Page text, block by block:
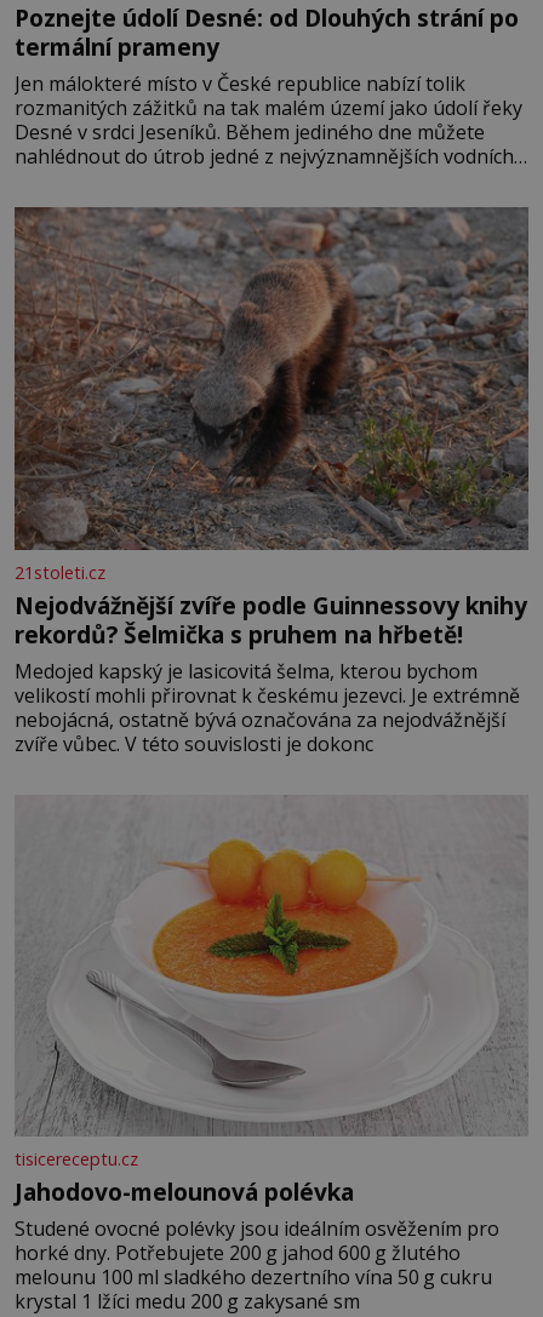
Poznejte údolí Desné: od Dlouhých strání po
termální prameny
Jen málokteré místo v České republice nabízí tolik
rozmanitých zážitků na tak malém území jako údolí řeky
Desné v srdci Jeseníků. Během jediného dne můžete
nahlédnout do útrob jedné z nejvýznamnějších vodních
se na koloběžce a den zakončit poznáváním památek ve
Velkých Losinách nebo v termálním
21stoleti.cz
Nejodvážnější zvíře podle Guinnessovy knihy
rekordů? Šelmička s pruhem na hřbetě!
Medojed kapský je lasicovitá šelma, kterou bychom
velikostí mohli přirovnat k českému jezevci. Je extrémně
nebojácná, ostatně bývá označována za nejodvážnější
zvíře vůbec. V této souvislosti je dokonc
tisicereceptu.cz
Jahodovo-melounová polévka
Studené ovocné polévky jsou ideálním osvěžením pro
horké dny. Potřebujete 200 g jahod 600 g žlutého
melounu 100 ml sladkého dezertního vína 50 g cukru
krystal 1 lžíci medu 200 g zakysané sm